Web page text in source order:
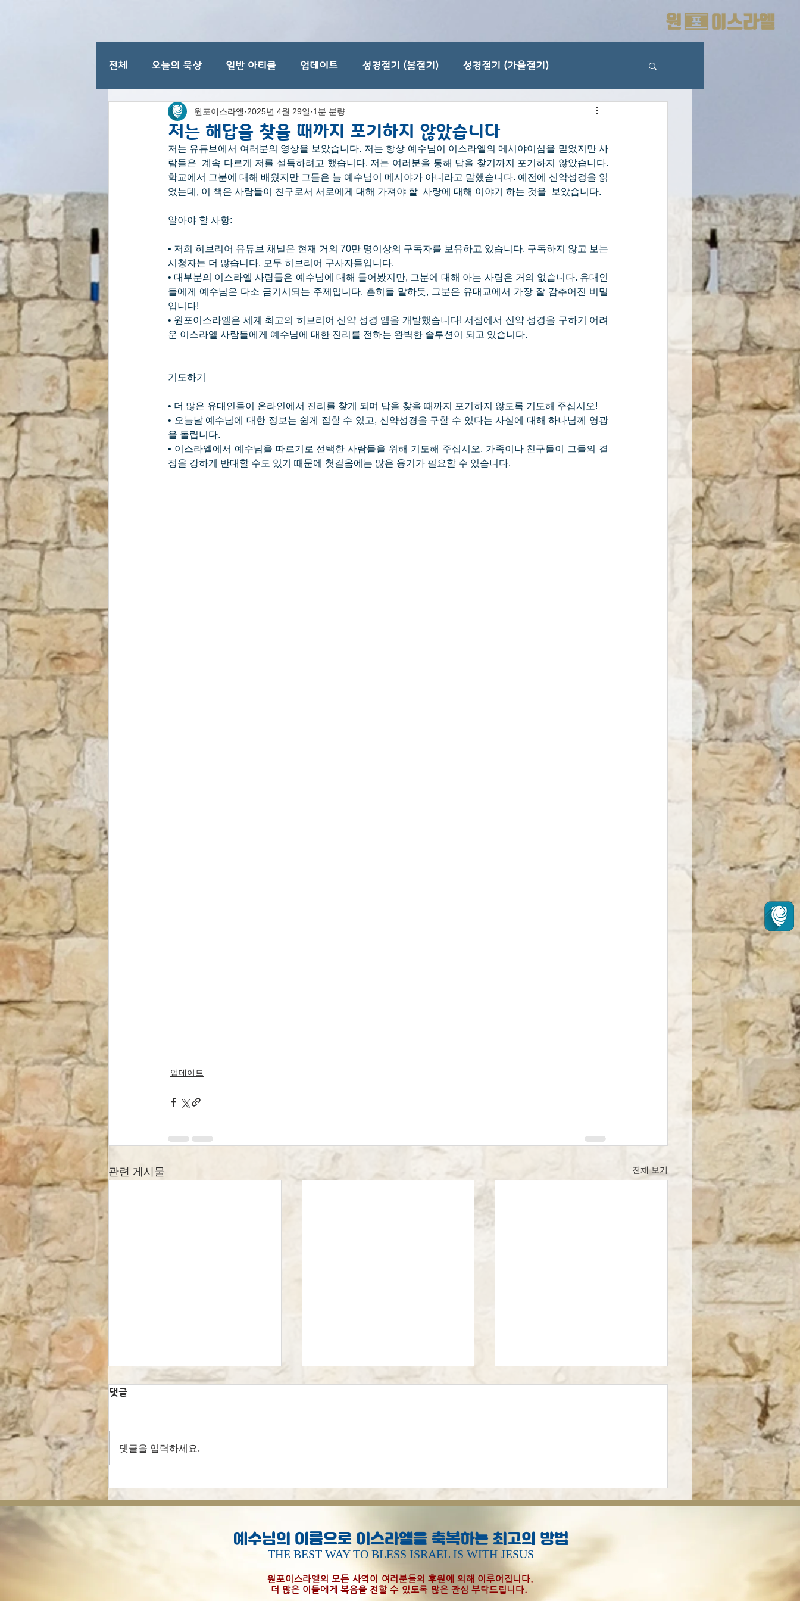
전체 오늘의 묵상 일반 아티클 업데이트 성경절기 (봄절기) 성경절기 (가을절기)
이스라엘 일반 명절
저는 해답을 찾을 때까지 포기하지 않았습니다
원포이스라엘 2025년 4월 29일 1분 분량
저는 유튜브에서 여러분의 영상을 보았습니다. 저는 항상 예수님이 이스라엘의 메시야이심을 믿었지만 사
람들은  계속 다르게 저를 설득하려고 했습니다. 저는 여러분을 통해 답을 찾기까지 포기하지 않았습니다.
학교에서 그분에 대해 배웠지만 그들은 늘 예수님이 메시야가 아니라고 말했습니다. 예전에 신약성경을 읽
었는데, 이 책은 사람들이 친구로서 서로에게 대해 가져야 할  사랑에 대해 이야기 하는 것을  보았습니다.
알아야 할 사항:
• 저희 히브리어 유튜브 채널은 현재 거의 70만 명이상의 구독자를 보유하고 있습니다. 구독하지 않고 보는
시청자는 더 많습니다. 모두 히브리어 구사자들입니다.
• 대부분의 이스라엘 사람들은 예수님에 대해 들어봤지만, 그분에 대해 아는 사람은 거의 없습니다. 유대인
들에게 예수님은 다소 금기시되는 주제입니다. 흔히들 말하듯, 그분은 유대교에서 가장 잘 감추어진 비밀
입니다!
• 원포이스라엘은 세계 최고의 히브리어 신약 성경 앱을 개발했습니다! 서점에서 신약 성경을 구하기 어려
운 이스라엘 사람들에게 예수님에 대한 진리를 전하는 완벽한 솔루션이 되고 있습니다.
기도하기
• 더 많은 유대인들이 온라인에서 진리를 찾게 되며 답을 찾을 때까지 포기하지 않도록 기도해 주십시오!
• 오늘날 예수님에 대한 정보는 쉽게 접할 수 있고, 신약성경을 구할 수 있다는 사실에 대해 하나님께 영광
을 돌립니다.
• 이스라엘에서 예수님을 따르기로 선택한 사람들을 위해 기도해 주십시오. 가족이나 친구들이 그들의 결
정을 강하게 반대할 수도 있기 때문에 첫걸음에는 많은 용기가 필요할 수 있습니다.
업데이트
관련 게시물 전체 보기
여러분의 도움으로 예수님을
만났습니다!
2026-2027(5787년) 원포이
스라엘 달력 신청
누군가 저와 함께 공부해 주시
면 정말 좋겠습니다
댓글
댓글을 입력하세요.
예수님의 이름으로 이스라엘을 축복하는 최고의 방법
THE BEST WAY TO BLESS ISRAEL IS WITH JESUS
원포이스라엘의 모든 사역이 여러분들의 후원에 의해 이루어집니다.
더 많은 이들에게 복음을 전할 수 있도록 많은 관심 부탁드립니다.